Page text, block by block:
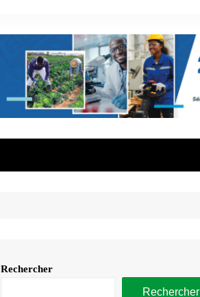
Rechercher
Rechercher